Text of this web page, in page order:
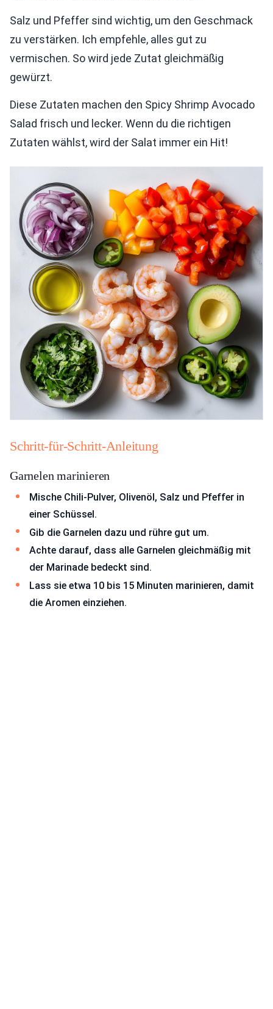
Salz und Pfeffer sind wichtig, um den Geschmack
zu verstärken. Ich empfehle, alles gut zu
vermischen. So wird jede Zutat gleichmäßig
gewürzt.
Diese Zutaten machen den Spicy Shrimp Avocado
Salad frisch und lecker. Wenn du die richtigen
Zutaten wählst, wird der Salat immer ein Hit!
Schritt-für-Schritt-Anleitung
Garnelen marinieren
Mische Chili-Pulver, Olivenöl, Salz und Pfeffer in
einer Schüssel.
Gib die Garnelen dazu und rühre gut um.
Achte darauf, dass alle Garnelen gleichmäßig mit
der Marinade bedeckt sind.
Lass sie etwa 10 bis 15 Minuten marinieren, damit
die Aromen einziehen.